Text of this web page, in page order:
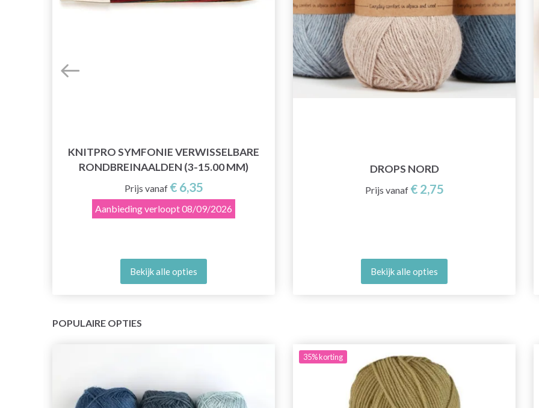
KNITPRO SYMFONIE VERWISSELBARE
RONDBREINAALDEN (3-15.00 MM)
Prijs vanaf € 6,35
Aanbieding verloopt08/09/2026
Bekijk alle opties
DROPS NORD
Prijs vanaf € 2,75
Bekijk alle opties
POPULAIRE OPTIES
35%korting